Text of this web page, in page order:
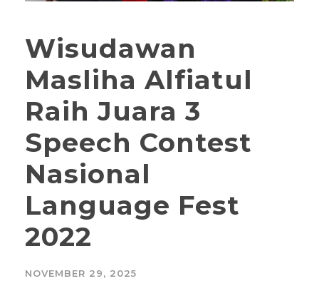
Wisudawan
Masliha Alfiatul
Raih Juara 3
Speech Contest
Nasional
Language Fest
2022
NOVEMBER 29, 2025